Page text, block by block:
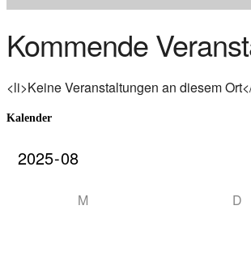
Kommende
<li>Keine Veranstaltungen an diesem
Kalender
M D